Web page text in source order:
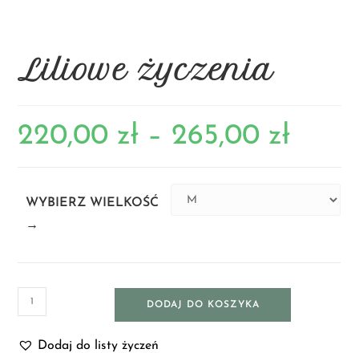
Liliowe życzenia
220,00 zł – 265,00 zł
WYBIERZ WIELKOŚĆ
→
DODAJ DO KOSZYKA
Dodaj do listy życzeń